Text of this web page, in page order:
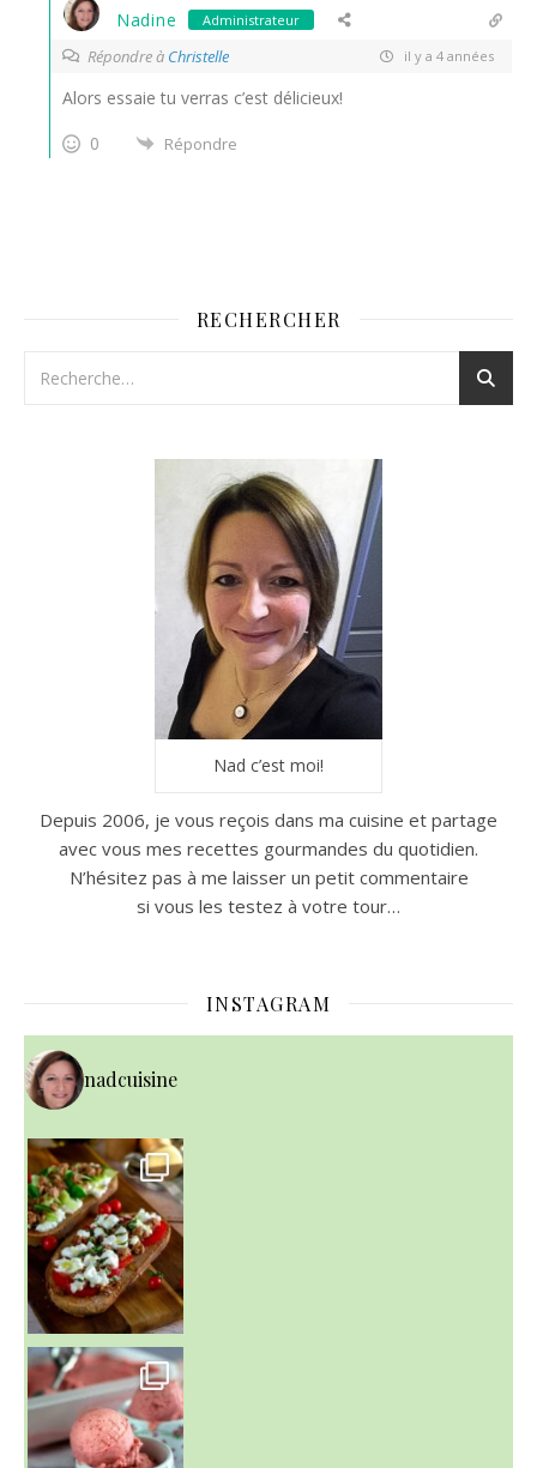
Nadine Administrateur
Répondre à Christelle il y a 4 années
Alors essaie tu verras c’est délicieux!
0
Répondre
RECHERCHER
Nad c’est moi!
Depuis 2006, je vous reçois dans ma cuisine et partage
avec vous mes recettes gourmandes du quotidien.
N’hésitez pas à me laisser un petit commentaire
si vous les testez à votre tour…
INSTAGRAM
nadcuisine
~ NICE CREAM À LA FRAISE ~
Presque un mois que